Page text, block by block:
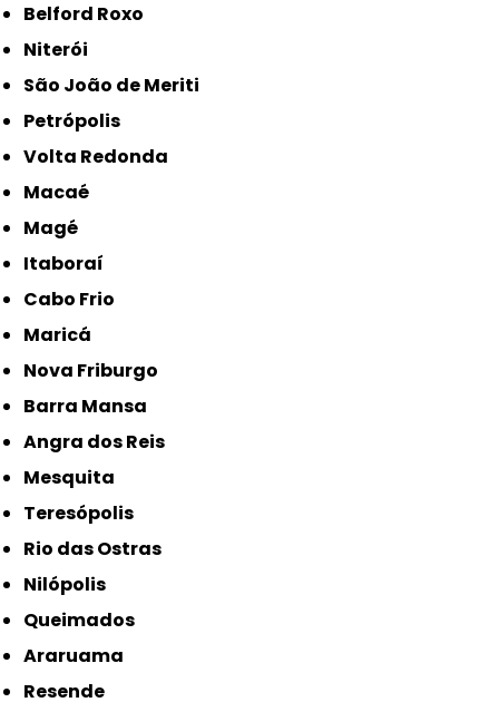
Belford Roxo
Niterói
São João de Meriti
Petrópolis
Volta Redonda
Macaé
Magé
Itaboraí
Cabo Frio
Maricá
Nova Friburgo
Barra Mansa
Angra dos Reis
Mesquita
Teresópolis
Rio das Ostras
Nilópolis
Queimados
Araruama
Resende